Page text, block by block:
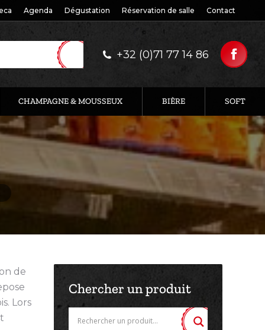
Agenda Dégustation Réservation de salle Contact
+32 (0)71 77 14 86
CHAMPAGNE & MOUSSEUX BIÈRE SOFT
de
Lors
Chercher un produit